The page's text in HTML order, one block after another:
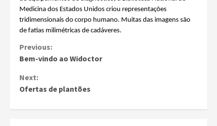
Medicina dos Estados Unidos criou representações
tridimensionais do corpo humano. Muitas das imagens são
de fatias milimétricas de cadáveres.
Continue
Previous:
Bem-vindo ao Widoctor
Next:
Ofertas de plantões